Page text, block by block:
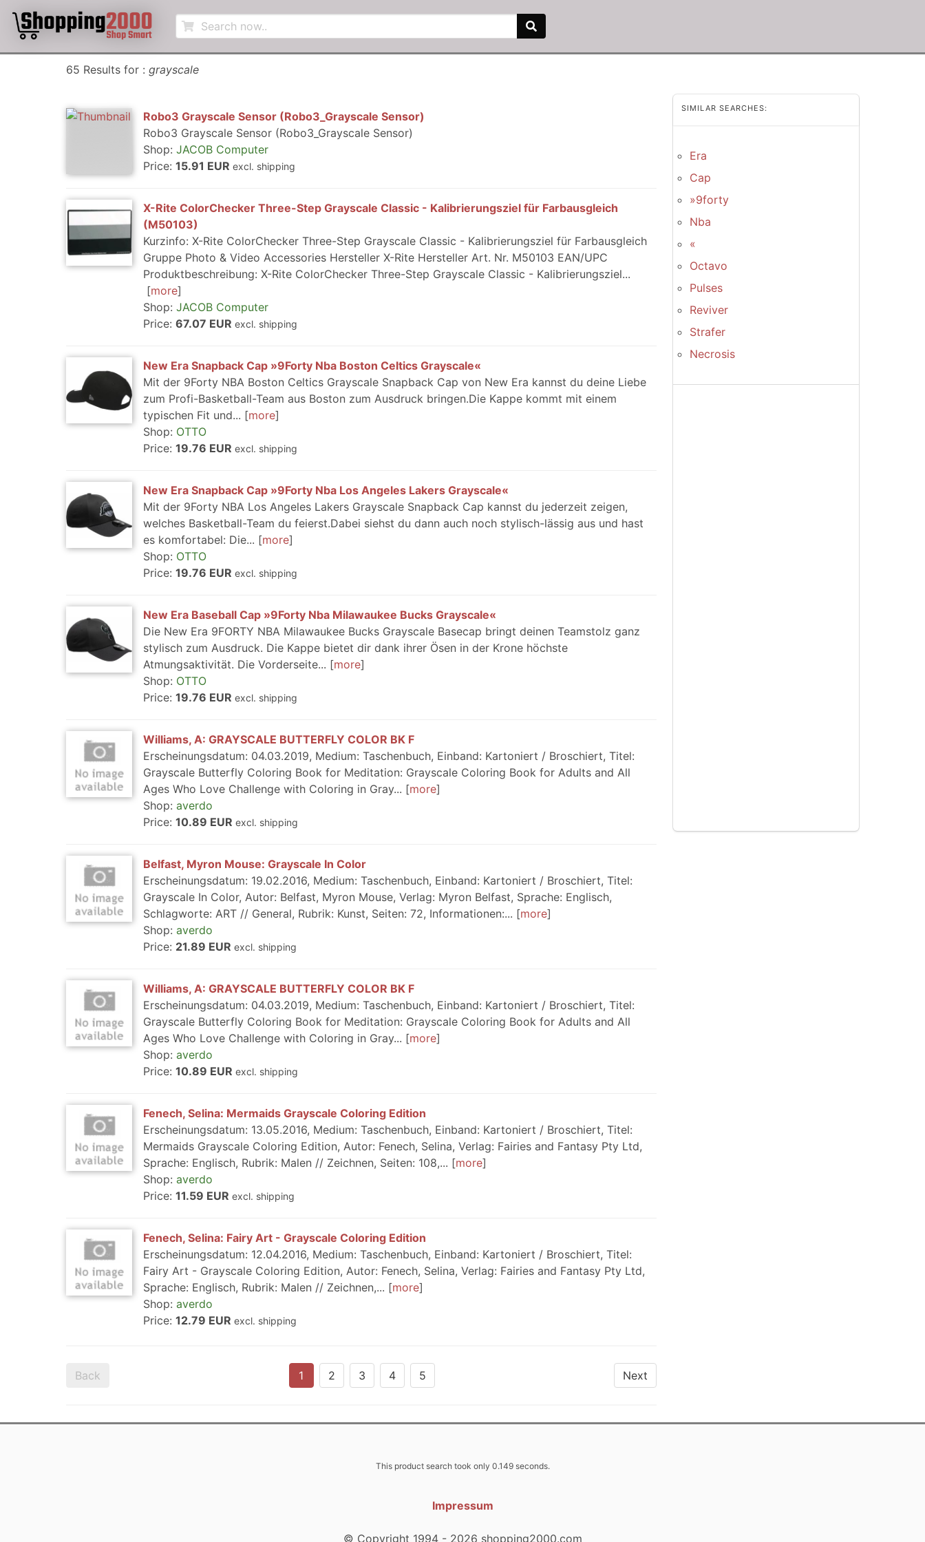
65 Results for : grayscale
Robo3 Grayscale Sensor (Robo3_Grayscale Sensor)
Robo3 Grayscale Sensor (Robo3_Grayscale Sensor)
Shop: JACOB Computer
Price: 15.91 EUR excl. shipping
X-Rite ColorChecker Three-Step Grayscale Classic - Kalibrierungsziel für Farbausgleich
(M50103)
Kurzinfo: X-Rite ColorChecker Three-Step Grayscale Classic - Kalibrierungsziel für Farbausgleich
Gruppe Photo & Video Accessories Hersteller X-Rite Hersteller Art. Nr. M50103 EAN/UPC
Produktbeschreibung: X-Rite ColorChecker Three-Step Grayscale Classic - Kalibrierungsziel...
more
Shop: JACOB Computer
Price: 67.07 EUR excl. shipping
New Era Snapback Cap »9Forty Nba Boston Celtics Grayscale«
Mit der 9Forty NBA Boston Celtics Grayscale Snapback Cap von New Era kannst du deine Liebe
zum Profi-Basketball-Team aus Boston zum Ausdruck bringen.Die Kappe kommt mit einem
typischen Fit und...
more
Shop: OTTO
Price: 19.76 EUR excl. shipping
New Era Snapback Cap »9Forty Nba Los Angeles Lakers Grayscale«
Mit der 9Forty NBA Los Angeles Lakers Grayscale Snapback Cap kannst du jederzeit zeigen,
welches Basketball-Team du feierst.Dabei siehst du dann auch noch stylisch-lässig aus und hast
es komfortabel: Die...
more
Shop: OTTO
Price: 19.76 EUR excl. shipping
New Era Baseball Cap »9Forty Nba Milawaukee Bucks Grayscale«
Die New Era 9FORTY NBA Milawaukee Bucks Grayscale Basecap bringt deinen Teamstolz ganz
stylisch zum Ausdruck. Die Kappe bietet dir dank ihrer Ösen in der Krone höchste
Atmungsaktivität. Die Vorderseite...
more
Shop: OTTO
Price: 19.76 EUR excl. shipping
Williams, A: GRAYSCALE BUTTERFLY COLOR BK F
Erscheinungsdatum: 04.03.2019, Medium: Taschenbuch, Einband: Kartoniert / Broschiert, Titel:
Grayscale Butterfly Coloring Book for Meditation: Grayscale Coloring Book for Adults and All
Ages Who Love Challenge with Coloring in Gray...
more
Shop: averdo
Price: 10.89 EUR excl. shipping
Belfast, Myron Mouse: Grayscale In Color
Erscheinungsdatum: 19.02.2016, Medium: Taschenbuch, Einband: Kartoniert / Broschiert, Titel:
Grayscale In Color, Autor: Belfast, Myron Mouse, Verlag: Myron Belfast, Sprache: Englisch,
Schlagworte: ART // General, Rubrik: Kunst, Seiten: 72, Informationen:...
more
Shop: averdo
Price: 21.89 EUR excl. shipping
Williams, A: GRAYSCALE BUTTERFLY COLOR BK F
Erscheinungsdatum: 04.03.2019, Medium: Taschenbuch, Einband: Kartoniert / Broschiert, Titel:
Grayscale Butterfly Coloring Book for Meditation: Grayscale Coloring Book for Adults and All
Ages Who Love Challenge with Coloring in Gray...
more
Shop: averdo
Price: 10.89 EUR excl. shipping
Fenech, Selina: Mermaids Grayscale Coloring Edition
Erscheinungsdatum: 13.05.2016, Medium: Taschenbuch, Einband: Kartoniert / Broschiert, Titel:
Mermaids Grayscale Coloring Edition, Autor: Fenech, Selina, Verlag: Fairies and Fantasy Pty Ltd,
Sprache: Englisch, Rubrik: Malen // Zeichnen, Seiten: 108,...
more
Shop: averdo
Price: 11.59 EUR excl. shipping
Fenech, Selina: Fairy Art - Grayscale Coloring Edition
Erscheinungsdatum: 12.04.2016, Medium: Taschenbuch, Einband: Kartoniert / Broschiert, Titel:
Fairy Art - Grayscale Coloring Edition, Autor: Fenech, Selina, Verlag: Fairies and Fantasy Pty Ltd,
Sprache: Englisch, Rubrik: Malen // Zeichnen,...
more
Shop: averdo
Price: 12.79 EUR excl. shipping
Back Next
1 2 3 4 5
SIMILAR SEARCHES:
Era
Cap
»9forty
Nba
«
Octavo
Pulses
Reviver
Strafer
Necrosis
This product search took only 0.149 seconds.
Impressum
© Copyright 1994 - 2026 shopping2000.com